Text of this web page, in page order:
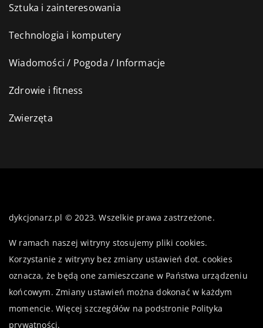
Sztuka i zainteresowania
Technologia i komputery
Wiadomości / Pogoda / Informacje
Zdrowie i fitness
Zwierzęta
dykcjonarz.pl © 2023. Wszelkie prawa zastrzeżone.
W ramach naszej witryny stosujemy pliki cookies.
Korzystanie z witryny bez zmiany ustawień dot. cookies
oznacza, że będą one zamieszczane w Państwa urządzeniu
końcowym. Zmiany ustawień można dokonać w każdym
momencie. Więcej szczegółów na podstronie Polityka
prywatności.